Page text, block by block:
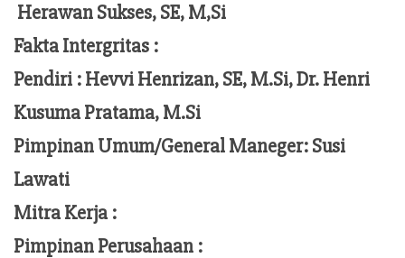
Herawan Sukses, SE, M,Si
Fakta Intergritas :
Pendiri :Hevvi Henrizan, SE, M.Si, Dr. Henri
Kusuma Pratama, M.Si
Pimpinan Umum/General Maneger:Susi
Lawati
Mitra Kerja :
Pimpinan Perusahaan :